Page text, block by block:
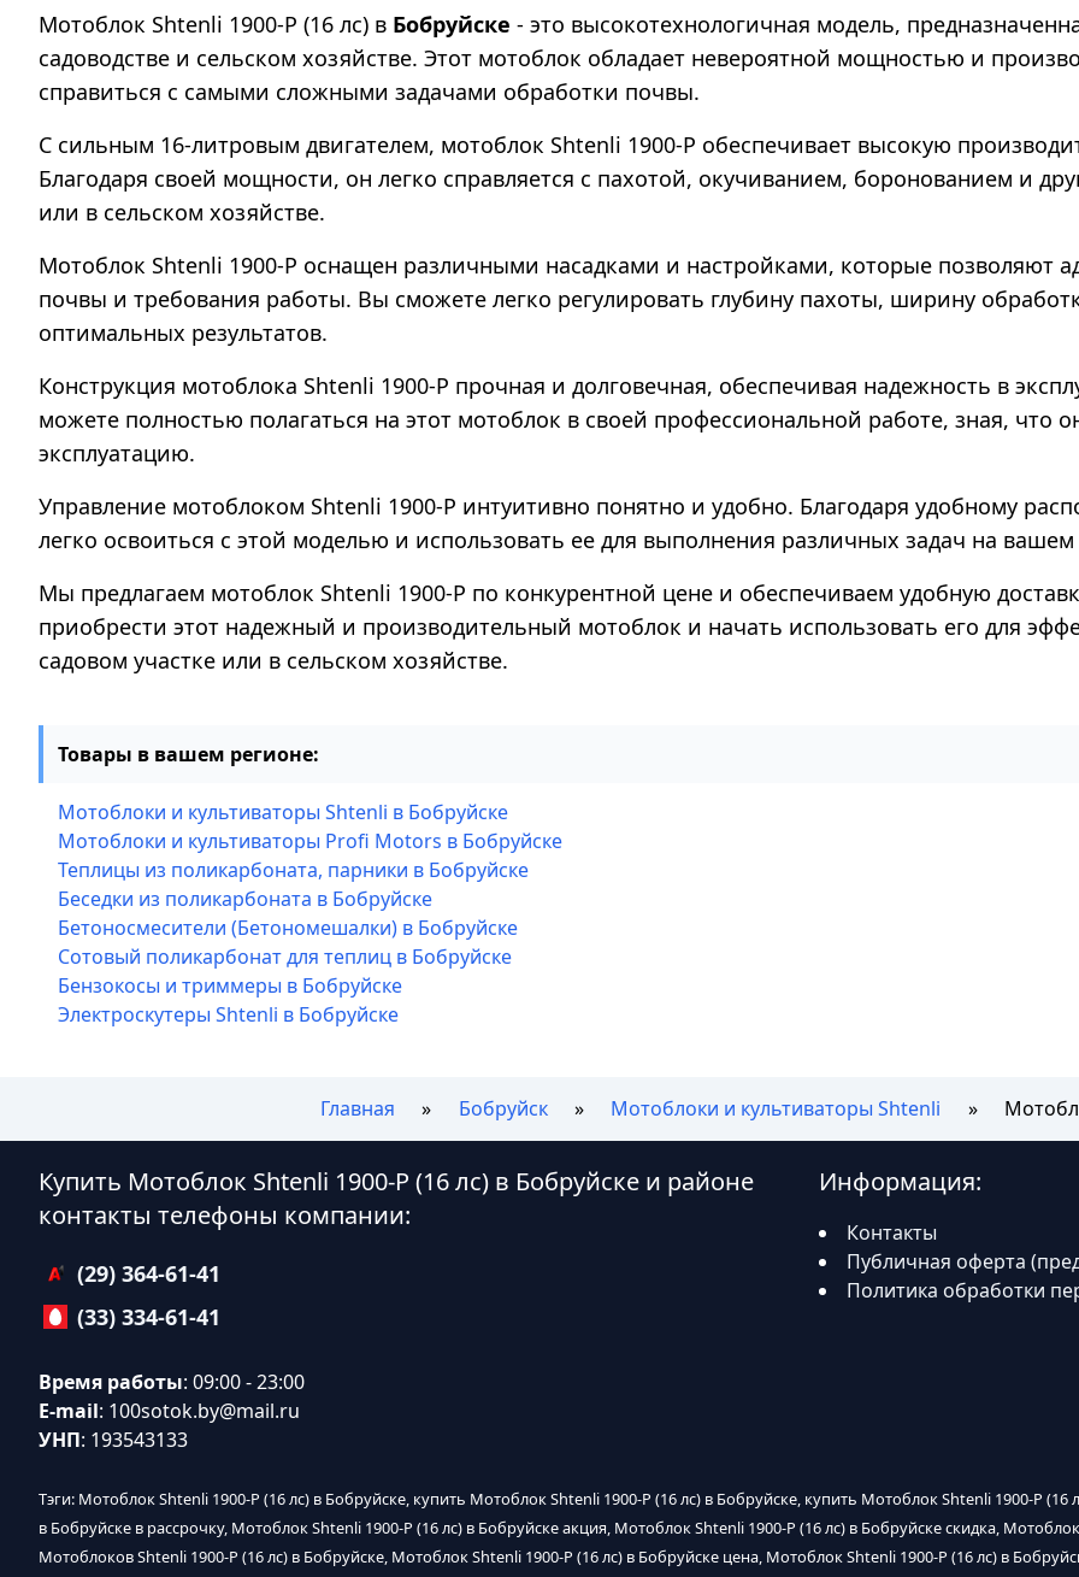
Мотоблок Shtenli 1900-P (16 лс) в Бобруйске - это высокотехнологичная модель,
садоводстве и сельском хозяйстве. Этот мотоблок обладает невероятной мощностью и
справиться с самыми сложными задачами обработки почвы.
С сильным 16-литровым двигателем, мотоблок Shtenli 1900-P обеспечивает высокую
Благодаря своей мощности, он легко справляется с пахотой, окучиванием, боронованием и
или в сельском хозяйстве.
Мотоблок Shtenli 1900-P оснащен различными насадками и настройками, которые позволяют
почвы и требования работы. Вы сможете легко регулировать глубину пахоты, ширину
оптимальных результатов.
Конструкция мотоблока Shtenli 1900-P прочная и долговечная, обеспечивая надежность в
можете полностью полагаться на этот мотоблок в своей профессиональной работе, зная, что
эксплуатацию.
Управление мотоблоком Shtenli 1900-P интуитивно понятно и удобно. Благодаря удобному
легко освоиться с этой моделью и использовать ее для выполнения различных задач на
Мы предлагаем мотоблок Shtenli 1900-P по конкурентной цене и обеспечиваем удобную
приобрести этот надежный и производительный мотоблок и начать использовать его для
садовом участке или в сельском хозяйстве.
Товары в вашем регионе:
Мотоблоки и культиваторы Shtenli в Бобруйске
Мотоблоки и культиваторы Profi Motors в Бобруйске
Теплицы из поликарбоната, парники в Бобруйске
Беседки из поликарбоната в Бобруйске
Бетоносмесители (Бетономешалки) в Бобруйске
Сотовый поликарбонат для теплиц в Бобруйске
Бензокосы и триммеры в Бобруйске
Электроскутеры Shtenli в Бобруйске
Главная Бобруйск Мотоблоки и культиваторы Shtenli
Купить Мотоблок Shtenli 1900-P (16 лс) в Бобруйске и районе
контакты телефоны компании:
(29) 364-61-41
(33) 334-61-41
Время работы: 09:00 - 23:00
E-mail: 100sotok.by@mail.ru
УНП: 193543133
Информация:
Контакты
Публичная оферта
Политика обработки
Тэги: Мотоблок Shtenli 1900-P (16 лс) в Бобруйске, купить Мотоблок Shtenli 1900-P (16 лс) в Бобруйске, купить Мотоблок Shtenli 1900-P
в Бобруйске в рассрочку, Мотоблок Shtenli 1900-P (16 лс) в Бобруйске акция, Мотоблок Shtenli 1900-P (16 лс) в Бобруйске скидка,
Мотоблоков Shtenli 1900-P (16 лс) в Бобруйске, Мотоблок Shtenli 1900-P (16 лс) в Бобруйске цена, Мотоблок Shtenli 1900-P (16 лс) в